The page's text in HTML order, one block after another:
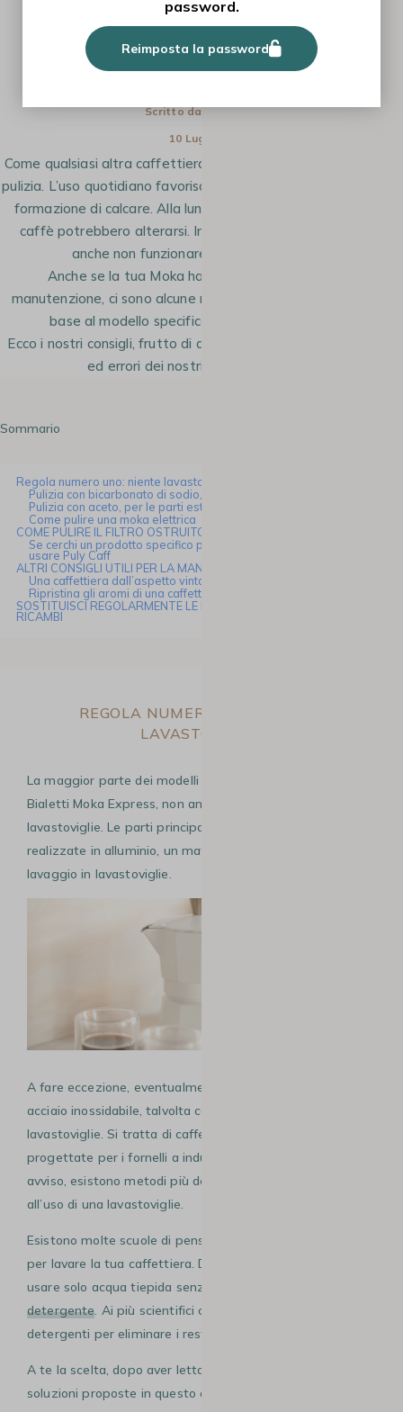
COME PULIRE LA MOKA?
Scritto daAntonella
10 Lug 2024
Come qualsiasi altra caffettiera, anche la moka richiede cure e
pulizia. L’uso quotidiano favorisce infatti il deposito di resti e la
formazione di calcare. Alla lunga, gli aromi e il gusto del tuo
caffè potrebbero alterarsi. In più, la caffettiera potrebbe
anche non funzionare più correttamente.
Anche se la tua Moka ha bisogno di una regolare
manutenzione, ci sono alcune regole di base da rispettare in
base al modello specifico della tua caffettiera.
Ecco i nostri consigli, frutto di anni di uso, esperienza, successi
ed errori dei nostri esperti del caffè!
Sommario
Regola numero uno: niente lavastoviglie
Pulizia con bicarbonato di sodio, per le parti esterne
Pulizia con aceto, per le parti esterne
Come pulire una moka elettrica
COME PULIRE IL FILTRO OSTRUITO DELLA MOKA
Se cerchi un prodotto specifico per pulire la tua caffettiera puoi
usare Puly Caff
ALTRI CONSIGLI UTILI PER LA MANUTENZIONE DELLA CAFFETTIERA
Una caffettiera dall’aspetto vintage
Ripristina gli aromi di una caffettiera che non usi da tanto tempo
SOSTITUISCI REGOLARMENTE LE PARTI DELLA MOKA CON DEI
RICAMBI
REGOLA NUMERO UNO: NIENTE
LAVASTOVIGLIE
La maggior parte dei modelli di caffettiere, come la
Bialetti Moka Express, non andrebbero mai messe in
lavastoviglie. Le parti principali della moka sono infatti
realizzate in alluminio, un materiale non compatibile con il
lavaggio in lavastoviglie.
A fare eccezione, eventualmente, sono le caffettiere in
acciaio inossidabile, talvolta compatibili con la
lavastoviglie. Si tratta di caffettiere generalmente
progettate per i fornelli a induzione. Tuttavia, a nostro
avviso, esistono metodi più delicati, da preferire sempre
all’uso di una lavastoviglie.
Esistono molte scuole di pensiero su cosa fare e non fare
per lavare la tua caffettiera. Dai puristi, che dicono di
usare solo acqua tiepida senza alcun
detergente. Ai più scientifici che consigliano invece l’uso di
detergenti per eliminare i resti di grasso e calcare.
A te la scelta, dopo aver letto i pro e i contro delle varie
soluzioni proposte in questo articolo.
password.
Reimposta la password